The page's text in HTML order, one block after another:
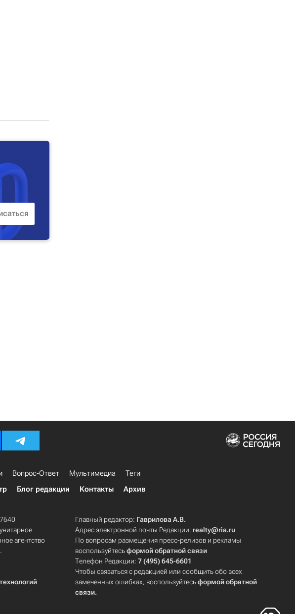
Вопрос-Ответ Мультимедиа
Теги
Блог редакции Контакты Архив
агентство
Главный редактор: Гаврилова А.В.
Адрес электронной почты Редакции: realty@ria.ru
По вопросам размещения пресс-релизов и рекламы
воспользуйтесьформой обратной связи
Телефон Редакции:7 (495) 645-6601
Чтобы связаться с редакцией или сообщить обо всех
замеченных ошибках, воспользуйтесьформой обратной
связи.